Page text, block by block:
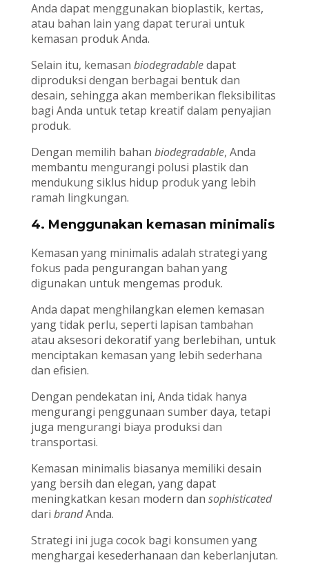
Anda dapat menggunakan bioplastik, kertas,
atau bahan lain yang dapat terurai untuk
kemasan produk Anda.
Selain itu, kemasan biodegradabledapat
diproduksi dengan berbagai bentuk dan
desain, sehingga akan memberikan fleksibilitas
bagi Anda untuk tetap kreatif dalam penyajian
produk.
Dengan memilih bahan biodegradable, Anda
membantu mengurangi polusi plastik dan
mendukung siklus hidup produk yang lebih
ramah lingkungan.
4. Menggunakan kemasan minimalis
Kemasan yang minimalis adalah strategi yang
fokus pada pengurangan bahan yang
digunakan untuk mengemas produk.
Anda dapat menghilangkan elemen kemasan
yang tidak perlu, seperti lapisan tambahan
atau aksesori dekoratif yang berlebihan, untuk
menciptakan kemasan yang lebih sederhana
dan efisien.
Dengan pendekatan ini, Anda tidak hanya
mengurangi penggunaan sumber daya, tetapi
juga mengurangi biaya produksi dan
transportasi.
Kemasan minimalis biasanya memiliki desain
yang bersih dan elegan, yang dapat
meningkatkan kesan modern dan sophisticated
dari brandAnda.
Strategi ini juga cocok bagi konsumen yang
menghargai kesederhanaan dan keberlanjutan.